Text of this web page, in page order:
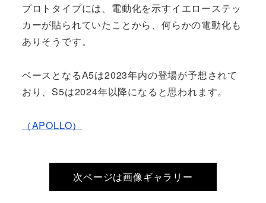
プロトタイプには、電動化を示すイエローステッ
カーが貼られていたことから、何らかの電動化も
ありそうです。
ベースとなるA5は2023年内の登場が予想されて
おり、S5は2024年以降になると思われます。
（APOLLO）
次ページは画像ギャラリー